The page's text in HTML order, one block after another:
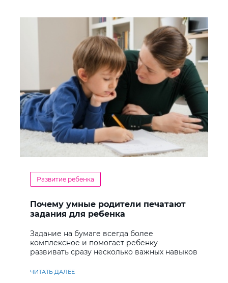
Развитие ребенка
Почему умные родители печатают
задания для ребенка
Задание на бумаге всегда более
комплексное и помогает ребенку
развивать сразу несколько важных навыков
ЧИТАТЬ ДАЛЕЕ